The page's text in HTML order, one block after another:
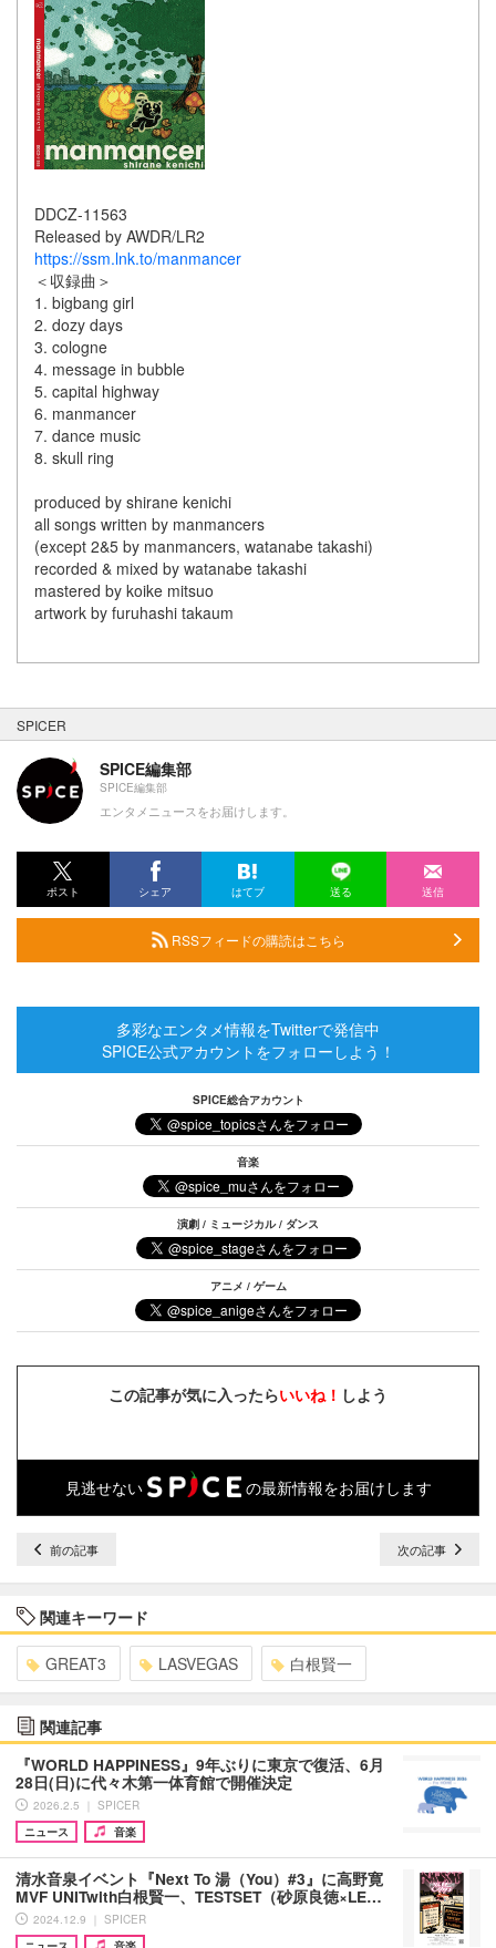
DDCZ-11563
Released by AWDR/LR2
https://ssm.lnk.to/manmancer
＜収録曲＞
1. bigbang girl
2. dozy days
3. cologne
4. message in bubble
5. capital highway
6. manmancer
7. dance music
8. skull ring
produced by shirane kenichi
all songs written by manmancers
(except 2&5 by manmancers, watanabe takashi)
recorded & mixed by watanabe takashi
mastered by koike mitsuo
artwork by furuhashi takaum
SPICER
SPICE編集部
SPICE編集部
エンタメニュースをお届けします。
ポスト シェア はてブ 送る 送信
RSSフィードの購読はこちら
多彩なエンタメ情報をTwitterで発信中
SPICE公式アカウントをフォローしよう！
SPICE総合アカウント
音楽
演劇 / ミュージカル / ダンス
アニメ / ゲーム
この記事が気に入ったらいいね！ しよう
見逃せない の最新情報をお届けします
前の記事 次の記事
関連キーワード
GREAT3 LASVEGAS 白根賢一
関連記事
『WORLD HAPPINESS』9年ぶりに東京で復活、6⽉
28⽇(⽇)に代々木第一体育館で開催決定
2026.2.5 ｜ SPICER
ニュース
音楽
清水音泉イベント『Next To 湯（You）#3』に高野寛
MVF UNITwith白根賢一、TESTSET（砂原良徳×LE…
2024.12.9 ｜ SPICER